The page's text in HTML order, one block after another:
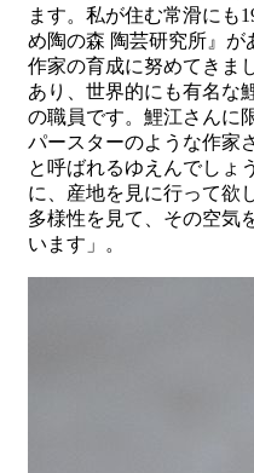
ます。私が住む常滑にも
め陶の森 陶芸研究所』
作家の育成に努めてきま
あり、世界的にも有名な
の職員です。鯉江さんに
パースターのような作家
と呼ばれるゆえんでしょ
に、産地を見に行って欲
多様性を見て、その空気
います」。